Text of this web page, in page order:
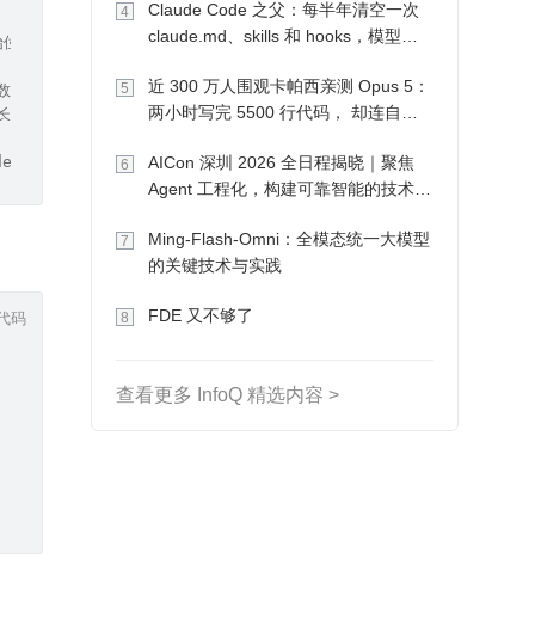
置
起始位置
int destPos,int length);
码
4
Claude Code 之父：每半年清空一次
claude.md、skills 和 hooks，模型自
5
近 300 万人围观卡帕西亲测 Opus 5：
两小时写完 5500 行代码， 却连自己
6
AICon 深圳 2026 全日程揭晓｜聚焦
Agent 工程化，构建可靠智能的技术路
7
Ming-Flash-Omni：全模态统一大模型
的关键技术与实践
8 FDE 又不够了
查看更多 InfoQ 精选内容 >